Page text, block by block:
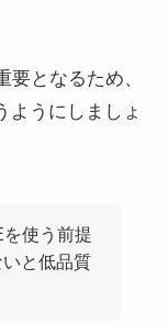
となるため、
ようにしましょ
使う前提
と低品質